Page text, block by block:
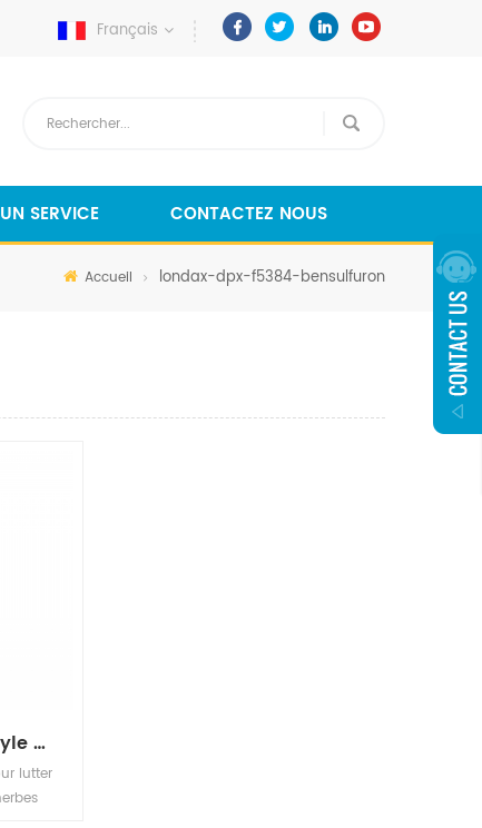
Français
UN SERVICE CONTACTEZ NOUS
Accueil londax-dpx-f5384-bensulfuron
bensulfuron-méthyle 96% tc 10% wp 30% wp 60% wg, 60df
lutter